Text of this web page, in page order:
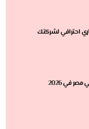
احترافي لشركتك
في 2026